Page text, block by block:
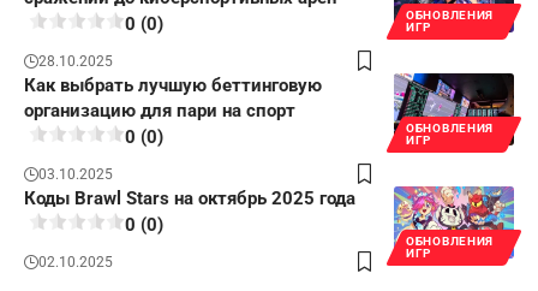
ОБНОВЛЕНИЯ
ИГР
0 (0)
28.10.2025
ОБНОВЛЕНИЯ
ИГР
Как выбрать лучшую беттинговую
организацию для пари на спорт
0 (0)
03.10.2025
ОБНОВЛЕНИЯ
ИГР
Коды Brawl Stars на октябрь 2025 года
0 (0)
02.10.2025